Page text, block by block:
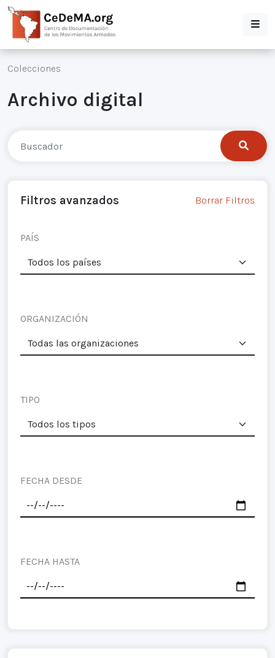
Colecciones
Archivo digital
Filtros avanzados Borrar Filtros
PAÍS
ORGANIZACIÓN
TIPO
FECHA DESDE
FECHA HASTA